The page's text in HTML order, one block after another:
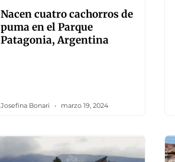
Nacen cuatro cachorros de
puma en el Parque
Patagonia, Argentina
Josefina Bonari marzo 19, 2024